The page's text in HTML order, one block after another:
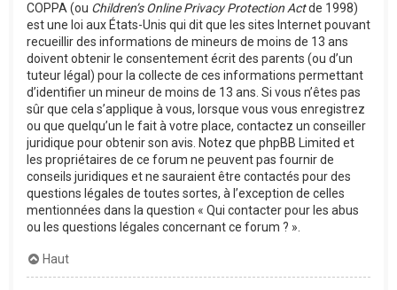
COPPA (ou Children’s Online Privacy Protection Actde 1998)
est une loi aux États-Unis qui dit que les sites Internet pouvant
recueillir des informations de mineurs de moins de 13 ans
doivent obtenir le consentement écrit des parents (ou d’un
tuteur légal) pour la collecte de ces informations permettant
d’identifier un mineur de moins de 13 ans. Si vous n’êtes pas
sûr que cela s’applique à vous, lorsque vous vous enregistrez
ou que quelqu’un le fait à votre place, contactez un conseiller
juridique pour obtenir son avis. Notez que phpBB Limited et
les propriétaires de ce forum ne peuvent pas fournir de
conseils juridiques et ne sauraient être contactés pour des
questions légales de toutes sortes, à l’exception de celles
mentionnées dans la question « Qui contacter pour les abus
ou les questions légales concernant ce forum ? ».
Haut